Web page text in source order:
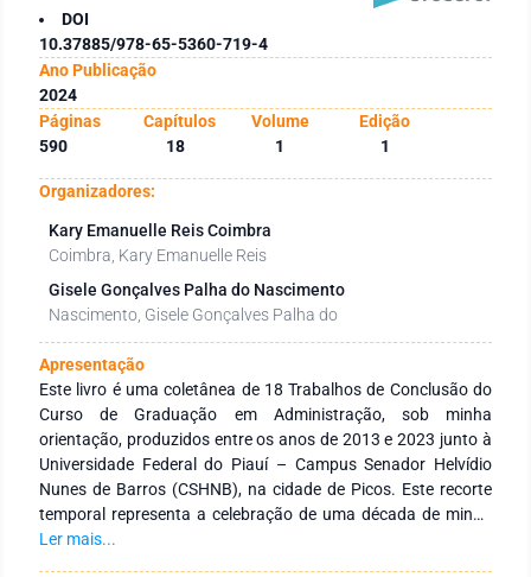
DOI
10.37885/978-65-5360-719-4
Ano Publicação
2024
Páginas
Capítulos Volume
Edição
590
18 1 1
Organizadores:
Kary Emanuelle Reis Coimbra
Coimbra, Kary Emanuelle Reis
Gisele Gonçalves Palha do Nascimento
Nascimento, Gisele Gonçalves Palha do
Apresentação
Este livro é uma coletânea de 18 Trabalhos de Conclusão do
Curso de Graduação em Administração, sob minha
orientação, produzidos entre os anos de 2013 e 2023 junto à
Universidade Federal do Piauí – Campus Senador Helvídio
Nunes de Barros (CSHNB), na cidade de Picos. Este recorte
temporal representa a celebração de uma década de minha
atuação nesta universidade, desenvolvendo pesquisas no
Ler mais...